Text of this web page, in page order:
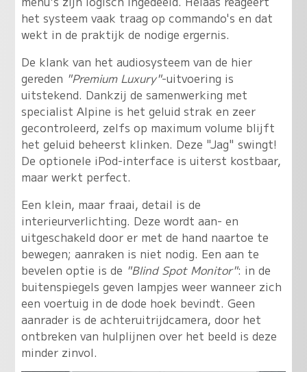
het systeem vaak traag op commando's en dat
wekt in de praktijk de nodige ergernis.
De klank van het audiosysteem van de hier
gereden "Premium Luxury"-uitvoering is
uitstekend. Dankzij de samenwerking met
specialist Alpine is het geluid strak en zeer
gecontroleerd, zelfs op maximum volume blijft
het geluid beheerst klinken. Deze "Jag" swingt!
De optionele iPod-interface is uiterst kostbaar,
maar werkt perfect.
Een klein, maar fraai, detail is de
interieurverlichting. Deze wordt aan- en
uitgeschakeld door er met de hand naartoe te
bewegen; aanraken is niet nodig. Een aan te
bevelen optie is de "Blind Spot Monitor": in de
buitenspiegels geven lampjes weer wanneer zich
een voertuig in de dode hoek bevindt. Geen
aanrader is de achteruitrijdcamera, door het
ontbreken van hulplijnen over het beeld is deze
minder zinvol.